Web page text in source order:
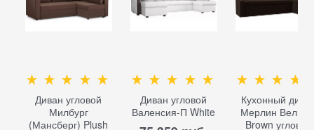
Диван угловой
Милбург
(Мансберг) Plush
Диван угловой
Валенсия-П White
Кухонный
Мерлин
Brown угловой